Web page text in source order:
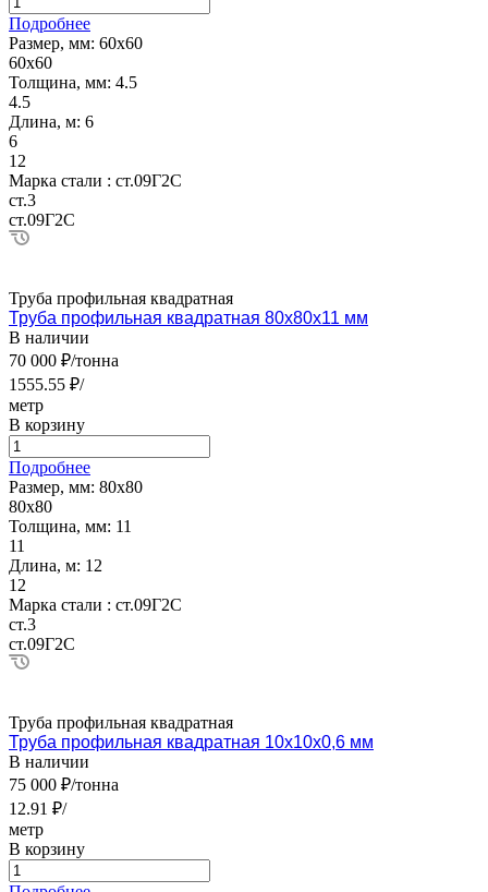
Подробнее
Размер, мм: 60х60
60х60
Толщина, мм: 4.5
4.5
Длина, м: 6
6
12
Марка стали : ст.09Г2С
ст.3
ст.09Г2С
Труба профильная квадратная
Труба профильная квадратная 80х80х11 мм
В наличии
70 000 ₽/тонна
1555.55 ₽/
метр
В корзину
Подробнее
Размер, мм: 80х80
80х80
Толщина, мм: 11
11
Длина, м: 12
12
Марка стали : ст.09Г2С
ст.3
ст.09Г2С
Труба профильная квадратная
Труба профильная квадратная 10х10х0,6 мм
В наличии
75 000 ₽/тонна
12.91 ₽/
метр
В корзину